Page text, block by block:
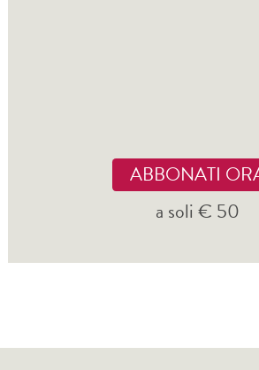
ABBONATI
a soli € 50